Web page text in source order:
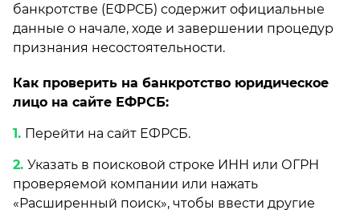
банкротстве (ЕФРСБ) содержит официальные
данные о начале, ходе и завершении процедур
признания несостоятельности.
Как проверить на банкротство юридическое
лицо на сайте ЕФРСБ:
Перейти на сайт ЕФРСБ.
Указать в поисковой строке ИНН или ОГРН
проверяемой компании или нажать
«Расширенный поиск», чтобы ввести другие